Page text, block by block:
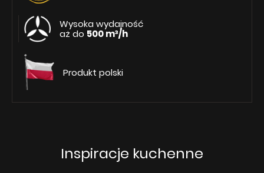
Wysoka wydajność
aż do 500 m³/h
Produkt polski
Inspiracje kuchenne